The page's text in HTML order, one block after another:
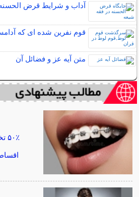
آداب و شرایط قرض
قوم نفرین شده ای که
متن آیه عز و فضائل آن